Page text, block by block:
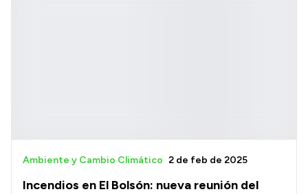
Incendios en El Bolsón: nueva reunión del
Ambiente y Cambio Climático 2 de feb de 2025